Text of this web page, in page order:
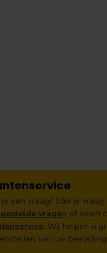
je een vraag? Stel je
vragen of neem
. Wij helpen u
van uw bestelling.